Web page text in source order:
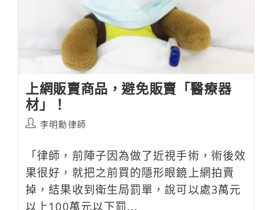
與
法
律
責
任！
上網販賣商品，避免販賣「醫療器
材」！
Post李明勳律師
「律師，前陣子因為做了近視手術，術後效
果很好，就把之前買的隱形眼鏡上網拍賣
掉，結果收到衛生局罰單，說可以處3萬元
以上100萬元以下罰...